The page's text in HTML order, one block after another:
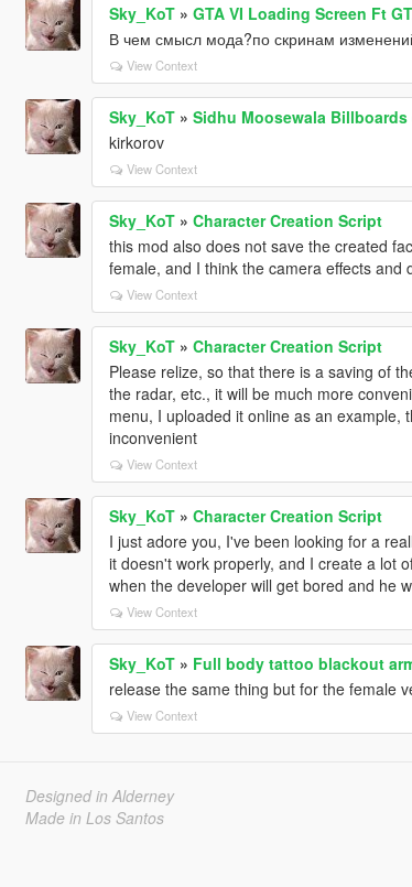
Sky_KoT» GTA VI Loading Screen Ft
В чем смысл мода?по скринам
View Context
Sky_KoT» Sidhu Moosewala Billboards
kirkorov
View Context
Sky_KoT» Character Creation Script
this mod also does not save the created
female, and I think the camera effects
View Context
Sky_KoT» Character Creation Script
Please relize, so that there is a saving of
the radar, etc., it will be much more
menu, I uploaded it online as an example,
inconvenient
View Context
Sky_KoT» Character Creation Script
I just adore you, I've been looking for a
it doesn't work properly, and I create a lot
when the developer will get bored and he
View Context
Sky_KoT» Full body tattoo blackout
release the same thing but for the female
View Context
Designed in Alderney
Made in Los Santos